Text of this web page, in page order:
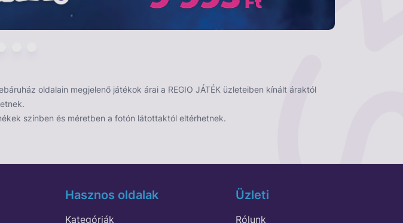
oldalain megjelenő játékok árai a REGIO JÁTÉK üzleteiben kínált áraktól
színben és méretben a fotón látottaktól eltérhetnek.
Hasznos oldalak
Kategóriák
Üzleti
Rólunk